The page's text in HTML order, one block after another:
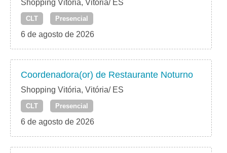
Shopping Vitória, Vitória/ ES
CLT Presencial
6 de agosto de 2026
Coordenadora(or) de Restaurante Noturno
Shopping Vitória, Vitória/ ES
CLT Presencial
6 de agosto de 2026